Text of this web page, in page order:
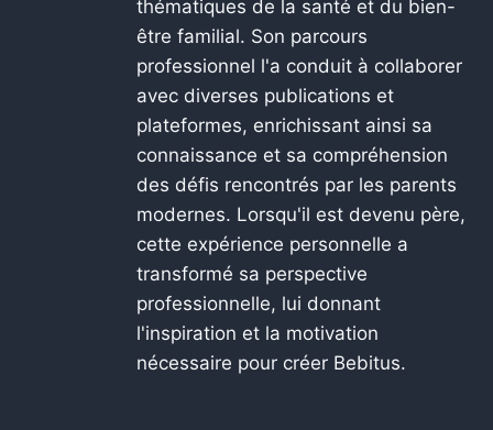
thématiques de la santé et du bien-
être familial. Son parcours
professionnel l'a conduit à collaborer
avec diverses publications et
plateformes, enrichissant ainsi sa
connaissance et sa compréhension
des défis rencontrés par les parents
modernes. Lorsqu'il est devenu père,
cette expérience personnelle a
transformé sa perspective
professionnelle, lui donnant
l'inspiration et la motivation
nécessaire pour créer Bebitus.